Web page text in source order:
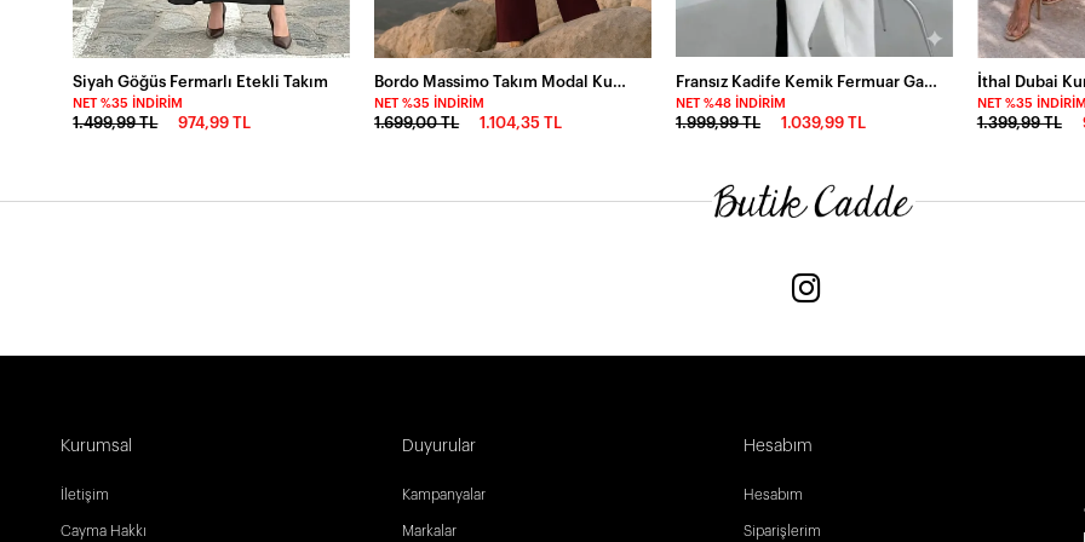
Siyah Göğüs Fermarlı Etekli Takım
NET %35 İNDIRIM
1.499,99 TL 974,99 TL
Bordo Massimo Takım Modal Kumaş
NET %35 İNDIRIM
1.699,00 TL 1.104,35 TL
Fransız Kadife Kemik Fermuar Garnili Eşofman Takım Beyaz
NET %48 İNDIRIM
1.999,99 TL 1.039,99 TL
NET %35
1.399,99 TL
Kurumsal
İletişim
Cayma Hakkı
Duyurular
Kampanyalar
Markalar
Hesabım
Hesabım
Siparişlerim